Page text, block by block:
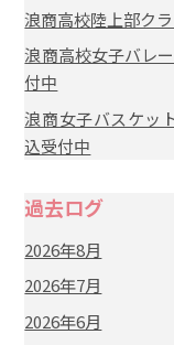
浪商高校陸上部ク
浪商高校女子バレ
付中
浪商女子バスケ
込受付中
過去ログ
2026年8月
2026年7月
2026年6月